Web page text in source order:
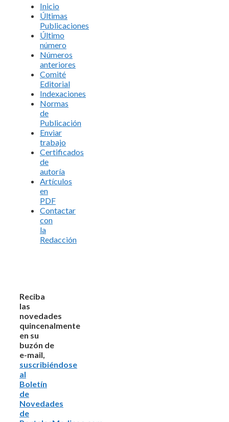
Inicio
Últimas
Publicaciones
Último
número
Números
anteriores
Comité
Editorial
Indexaciones
Normas
de
Publicación
Enviar
trabajo
Certificados
de
autoría
Artículos
en
PDF
Contactar
con
la
Redacción
Reciba
las
novedades
quincenalmente
en su
buzón de
e-mail,
suscribiéndose
al
Boletín
de
Novedades
de